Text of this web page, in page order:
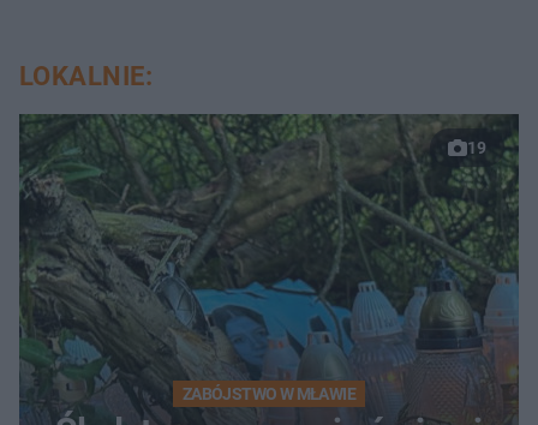
LOKALNIE:
19
ZABÓJSTWO W MŁAWIE